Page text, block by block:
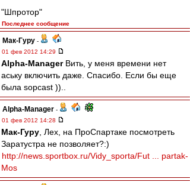
"Шпротор"
Последнее сообщение
Мак-Гуру -
01 фев 2012 14:29
Alpha-ManagerВить, у меня времени нет
аську включить даже. Спасибо. Если бы еще
была sopcast ))..
Alpha-Manager -
01 фев 2012 14:28
Мак-Гуру , Лех, на ПроСпартаке посмотреть
Заратустра не позволяет?:)
http://news.sportbox.ru/Vidy_sporta/Fut ... partak-
Mos